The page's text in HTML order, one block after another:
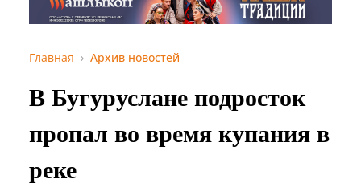
Главная Архив новостей
В Бугуруслане подросток
пропал во время купания в
реке